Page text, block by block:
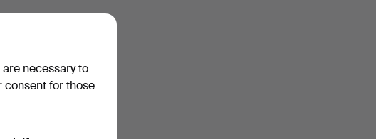
necessary to
consent for those